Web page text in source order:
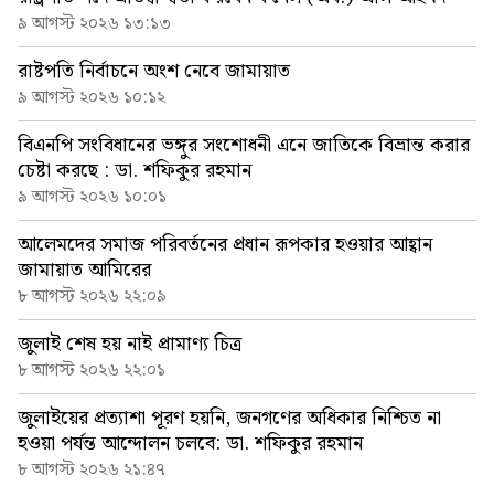
৯ আগস্ট ২০২৬ ১৩:১৩
রাষ্টপতি নির্বাচনে অংশ নেবে জামায়াত
৯ আগস্ট ২০২৬ ১০:১২
বিএনপি সংবিধানের ভঙ্গুর সংশোধনী এনে জাতিকে বিভ্রান্ত করার
চেষ্টা করছে : ডা. শফিকুর রহমান
৯ আগস্ট ২০২৬ ১০:০১
আলেমদের সমাজ পরিবর্তনের প্রধান রূপকার হওয়ার আহ্বান
জামায়াত আমিরের
৮ আগস্ট ২০২৬ ২২:০৯
জুলাই শেষ হয় নাই প্রামাণ্য চিত্র
৮ আগস্ট ২০২৬ ২২:০১
জুলাইয়ের প্রত্যাশা পূরণ হয়নি, জনগণের অধিকার নিশ্চিত না
হওয়া পর্যন্ত আন্দোলন চলবে: ডা. শফিকুর রহমান
৮ আগস্ট ২০২৬ ২১:৪৭